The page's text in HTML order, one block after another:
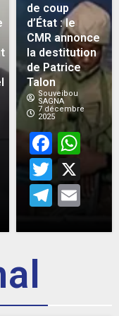
de coup
d’État : le
CMR annonce
la destitution
de Patrice
Talon
Souveibou
SAGNA
7 décembre
2025
X